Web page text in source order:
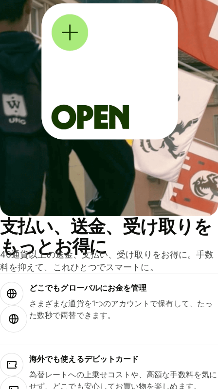
支払い、送金、受け取りを
もっとお得に
40通貨以上の送金、支払い、受け取りをお得に。手数
料を抑えて、これひとつでスマートに。
どこでもグ⁠ロ⁠ー⁠バ⁠ルにお金を管理
さまざまな通貨を1つのアカウントで保有して、たっ
た数秒で両替できます。
海外でも使えるデビットカード
為替レートへの上乗せコストや、高額な手数料を気に
せず、どこでも安心してお買い物を楽しめます。